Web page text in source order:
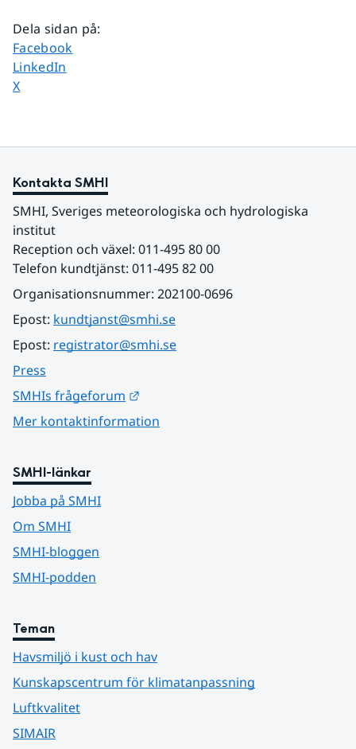
Dela sidan på:
Dela sidan på
Facebook
Dela sidan på
LinkedIn
Dela sidan på
X
Kontakta SMHI
SMHI, Sveriges meteorologiska och hydrologiska
institut
Reception och växel: 011-495 80 00
Telefon kundtjänst: 011-495 82 00
Organisationsnummer: 202100-0696
Epost: kundtjanst@smhi.se
Epost: registrator@smhi.se
Press
SMHIs frågeforum
Mer kontaktinformation
SMHI-länkar
Jobba på SMHI
Om SMHI
SMHI-bloggen
SMHI-podden
Teman
Havsmiljö i kust och hav
Kunskapscentrum för klimatanpassning
Luftkvalitet
SIMAIR